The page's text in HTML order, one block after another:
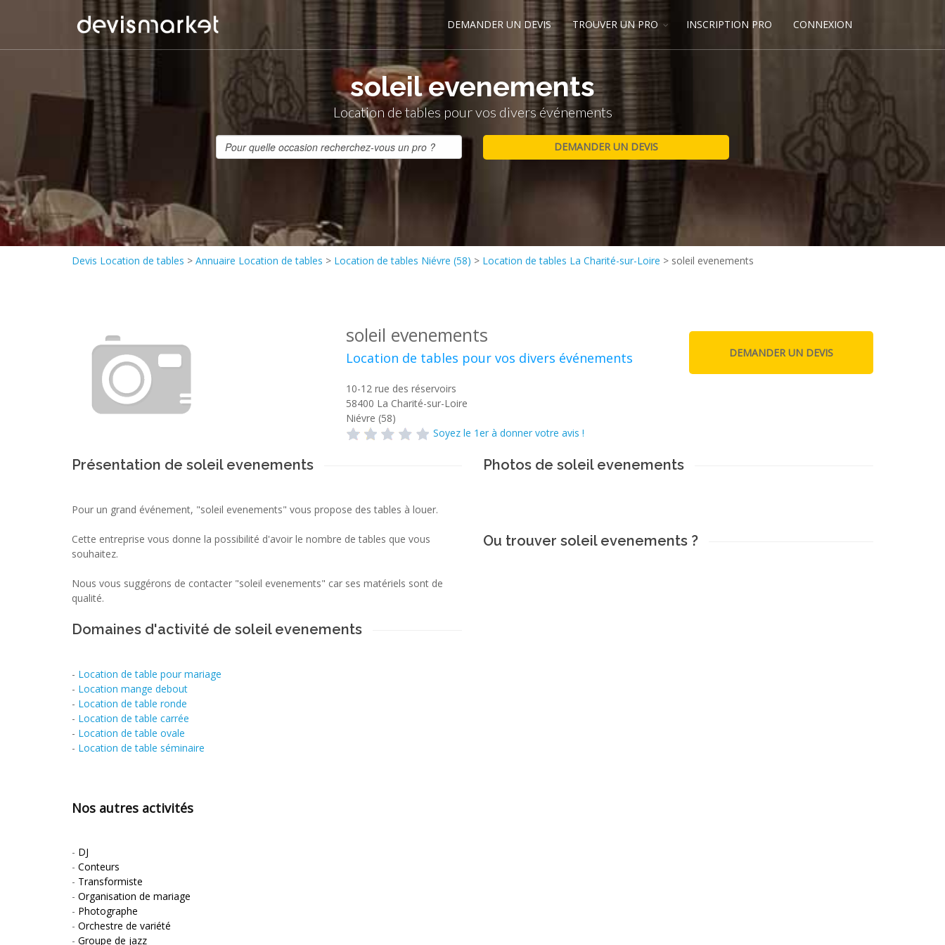
DEMANDER UN DEVIS TROUVER UN PRO INSCRIPTION PRO CONNEXION
soleil evenements
Location de tables pour vos divers événements
Devis Location de tables > Annuaire Location de tables > Location de tables Niévre (58) > Location de tables La Charité-sur-Loire > soleil evenements
soleil evenements
Location de tables pour vos divers événements
10-12 rue des réservoirs
58400 La Charité-sur-Loire
Niévre (58)
Soyez le 1er à donner votre avis !
Présentation de soleil evenements
Pour un grand événement, "soleil evenements" vous propose des tables à louer.
Cette entreprise vous donne la possibilité d'avoir le nombre de tables que vous
souhaitez.
Nous vous suggérons de contacter "soleil evenements" car ses matériels sont de
qualité.
Domaines d'activité de soleil evenements
- Location de table pour mariage
- Location mange debout
- Location de table ronde
- Location de table carrée
- Location de table ovale
- Location de table séminaire
Nos autres activités
- DJ
- Conteurs
- Transformiste
- Organisation de mariage
- Photographe
- Orchestre de variété
- Groupe de jazz
Photos de soleil evenements
Ou trouver soleil evenements ?